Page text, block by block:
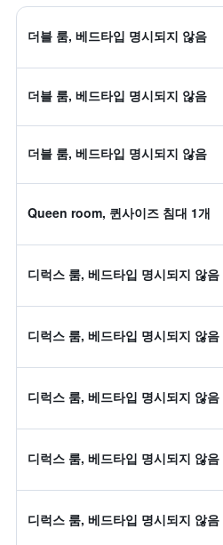
더블 룸, 베드타입 명시되지 않음
더블 룸, 베드타입 명시되지 않음
더블 룸, 베드타입 명시되지 않음
Queen room, 퀸사이즈 침대 1개
디럭스 룸, 베드타입 명시되지 않음
디럭스 룸, 베드타입 명시되지 않음
디럭스 룸, 베드타입 명시되지 않음
디럭스 룸, 베드타입 명시되지 않음
디럭스 룸, 베드타입 명시되지 않음